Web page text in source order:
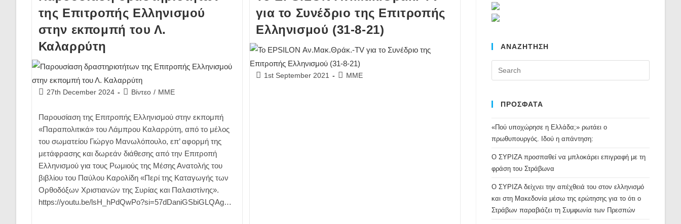
της Επιτροπής Ελληνισμού
στην εκπομπή του Λ.
Καλαρρύτη
Post27th December 2024
PostΒίντεο / ΜΜΕ
Παρουσίαση της Επιτροπής Ελληνισμού στην εκπομπή
«Παραπολιτικά» του Λάμπρου Καλαρρύτη, από το μέλος
του σωματείου Γιώργο Μανωλόπουλο, επ’ αφορμή της
μετάφρασης και δωρεάν διάθεσης από την Επιτροπή
Ελληνισμού για τους Ρωμιούς της Μέσης Ανατολής του
βιβλίου του Παύλου Καρολίδη «Περί της Καταγωγής των
Ορθοδόξων Χριστιανών της Συρίας και Παλαιστίνης».
https://youtu.be/lsH_hPdQwPo?si=57dDaniGSbiGLQAg…
για το Συνέδριο της Επιτροπής
Ελληνισμού (31-8-21)
Post1st September 2021
PostΜΜΕ
ΑΝΑΖΗΤΗΣΗ
Escape
ΠΡΟΣΦΑΤΑ
«Πού υποχώρησε η Ελλάδα;» ρωτάει ο
πρωθυπουργός. Ιδού η απάντηση:
Ο ΣΥΡΙΖΑ προσπαθεί να μπλοκάρει επιγραφή με τη
φράση του Στράβωνα
Ο ΣΥΡΙΖΑ δείχνει την απέχθειά του στον ελληνισμό
και στη Μακεδονία μέσω της ερώτησης για το ότι ο
Στράβων παραβιάζει τη Συμφωνία των Πρεσπών